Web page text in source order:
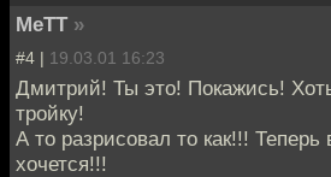
MeTT »
#4 | 19.03.01 16:23
Дмитрий! Ты это! Покажись!
тройку!
А то разрисовал то как!!! Теперь
хочется!!!